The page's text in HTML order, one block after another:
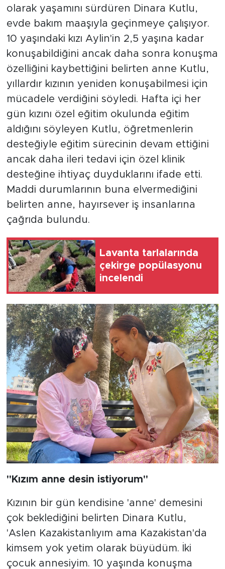
olarak yaşamını sürdüren Dinara Kutlu,
evde bakım maaşıyla geçinmeye çalışıyor.
10 yaşındaki kızı Aylin'in 2,5 yaşına kadar
konuşabildiğini ancak daha sonra konuşma
özelliğini kaybettiğini belirten anne Kutlu,
yıllardır kızının yeniden konuşabilmesi için
mücadele verdiğini söyledi. Hafta içi her
gün kızını özel eğitim okulunda eğitim
aldığını söyleyen Kutlu, öğretmenlerin
desteğiyle eğitim sürecinin devam ettiğini
ancak daha ileri tedavi için özel klinik
desteğine ihtiyaç duyduklarını ifade etti.
Maddi durumlarının buna elvermediğini
belirten anne, hayırsever iş insanlarına
çağrıda bulundu.
Lavanta tarlalarında
çekirge popülasyonu
incelendi
''Kızım anne desin istiyorum''
Kızının bir gün kendisine 'anne' demesini
çok beklediğini belirten Dinara Kutlu,
'Aslen Kazakistanlıyım ama Kazakistan'da
kimsem yok yetim olarak büyüdüm. İki
çocuk annesiyim. 10 yaşında konuşma